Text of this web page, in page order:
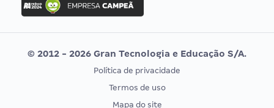
Concurso MPU
Editais publicados
Vunesp
CONCURSOS POR PROFISSÃO
EXAME DE ORDEM
© 2012 - 2026 Gran Tecnologia e Educação S/A.
Política de privacidade
Termos de uso
Mapa do site